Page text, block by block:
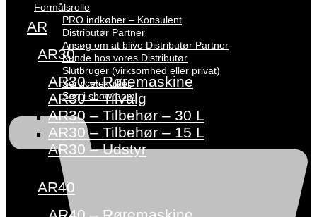
Formålsrolle
PRO indkøber – Konsulent
Distributør Partner
Ansøg om at blive Distributør Partner
Kunde hos vores Distributør
Slutbruger (virksomhed eller privat)
Servicetekniker
Søg i showroom
AR
AR30
AR30 – Røremaskine
AR30 – Tilvalg
AR30 – Tilbehør – 30 L
AR30 – Tilbehør – 15 L
AR30 – Udstyr
AR40